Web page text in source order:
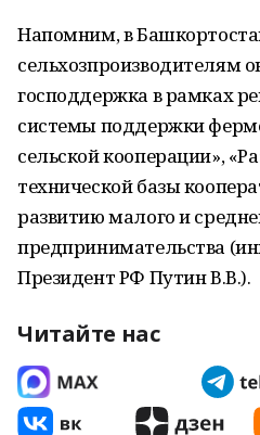
Напомним, в
сельхозпроизводителям
господдержка в рамках
системы поддержки
сельской кооперации»,
технической базы
развитию малого и
предпринимательства
Президент РФ Путин В.В.).
Читайте нас